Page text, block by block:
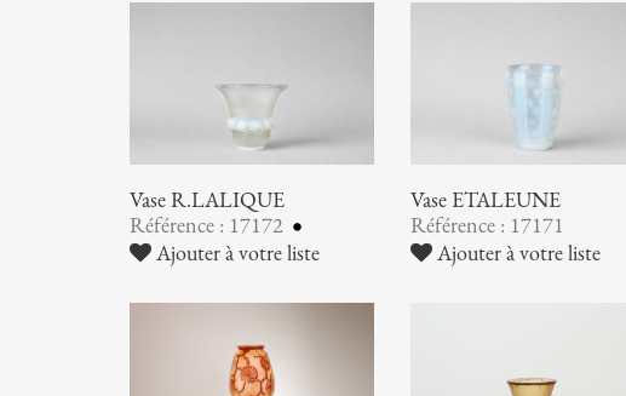
Vase R.LALIQUE
Référence : 17172
Ajouter à votre liste
Vase ETALEUNE
Référence : 17171
Ajouter à votre liste